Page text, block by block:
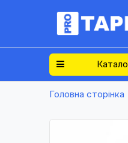
Головна сторінка